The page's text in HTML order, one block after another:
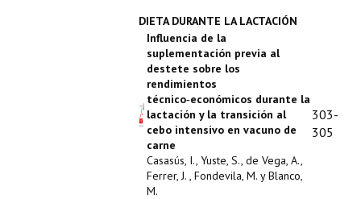
DIETA DURANTE LA LACTACIÓN
Influencia de la
suplementación previa al
destete sobre los
rendimientos
técnico‑económicos durante la
lactación y la transición al
cebo intensivo en vacuno de
carne
Casasús, I., Yuste, S., de Vega, A.,
Ferrer, J. , Fondevila, M. y Blanco,
M.
303-
305